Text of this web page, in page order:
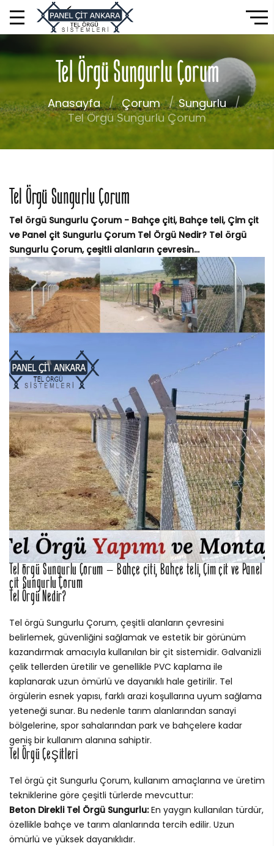
Tel Örgü Sungurlu Çorum
Anasayfa Çorum
Sungurlu
Tel Örgü Sungurlu Çorum
Tel Örgü Sungurlu Çorum
Tel örgü Sungurlu Çorum - Bahçe çiti, Bahçe teli, Çim çit
ve Panel çit Sungurlu Çorum Tel Örgü Nedir? Tel örgü
Sungurlu Çorum, çeşitli alanların çevresin...
Tel örgü Sungurlu Çorum – Bahçe çiti, Bahçe teli, Çim çit ve Panel
çit Sungurlu Çorum
Tel Örgü Nedir?
Tel örgü Sungurlu Çorum, çeşitli alanların çevresini
belirlemek, güvenliğini sağlamak ve estetik bir görünüm
kazandırmak amacıyla kullanılan bir çit sistemidir. Galvanizli
çelik tellerden üretilir ve genellikle PVC kaplama ile
kaplanarak uzun ömürlü ve dayanıklı hale getirilir. Tel
örgülerin esnek yapısı, farklı arazi koşullarına uyum sağlama
yeteneği sunar. Bu nedenle tarım alanlarından sanayi
bölgelerine, spor sahalarından park ve bahçelere kadar
geniş bir kullanım alanına sahiptir.
Tel Örgü Çeşitleri
Tel örgü çit Sungurlu Çorum, kullanım amaçlarına ve üretim
tekniklerine göre çeşitli türlerde mevcuttur:
Beton Direkli Tel Örgü Sungurlu:En yaygın kullanılan türdür,
özellikle bahçe ve tarım alanlarında tercih edilir. Uzun
ömürlü ve yüksek dayanıklıdır.